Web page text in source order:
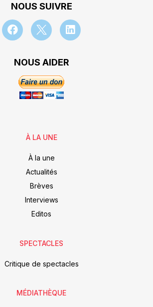
NOUS SUIVRE
NOUS AIDER
À LA UNE
À la une
Actualités
Brèves
Interviews
Editos
SPECTACLES
Critique de spectacles
MÉDIATHÈQUE